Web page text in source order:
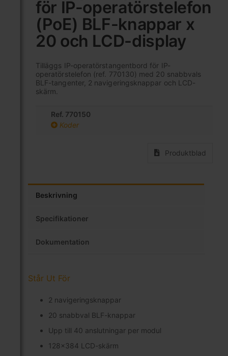
för IP-operatörstelefon
(PoE) BLF-knappar x
20 och LCD-display
Tilläggs IP-operatörstangentbord för IP-
operatörstelefon (ref. 770130) med 20 snabbvals
BLF-tangenter, 2 navigeringsknappar och LCD-
skärm.
Ref. 770150
Koder
Produktblad
av
bildgalleriet
Beskrivning
Specifikationer
Dokumentation
Står Ut För
2 navigeringsknappar
20 snabbval BLF-knappar
Upp till 40 anslutningar per modul
128x384 LCD-skärm